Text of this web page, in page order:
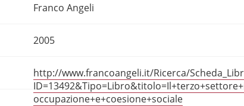
Franco Angeli
2005
http://www.francoangeli.it/Ricerca/
occupazione+e+coesione+sociale